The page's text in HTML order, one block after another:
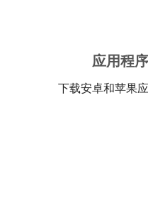
应用程序
下载安卓和苹果